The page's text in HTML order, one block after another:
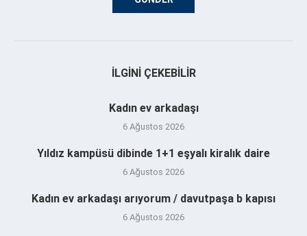
İLGINI ÇEKEBILIR
Kadın ev arkadaşı
6 Ağustos 2026
Yıldız kampüsü dibinde 1+1 eşyalı kiralık daire
6 Ağustos 2026
Kadın ev arkadaşı arıyorum / davutpaşa b kapısı
6 Ağustos 2026